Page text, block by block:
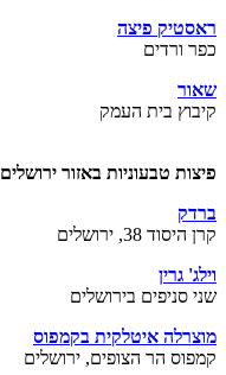
ראסטיק פיצה
כפר ורדים
שאור
קיבוץ בית העמק
פיצות טבעוניות באזור ירושלים
ברדק
קרן היסוד 38, ירושלים
וילג' גרין
שני סניפים בירושלים
מוצרלה איטלקית בקמפוס
קמפוס הר הצופים, ירושלים